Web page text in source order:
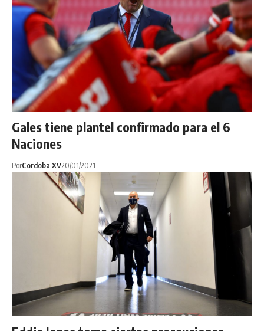
Gales tiene plantel confirmado para el 6
Naciones
PorCordoba XV20/01/2021